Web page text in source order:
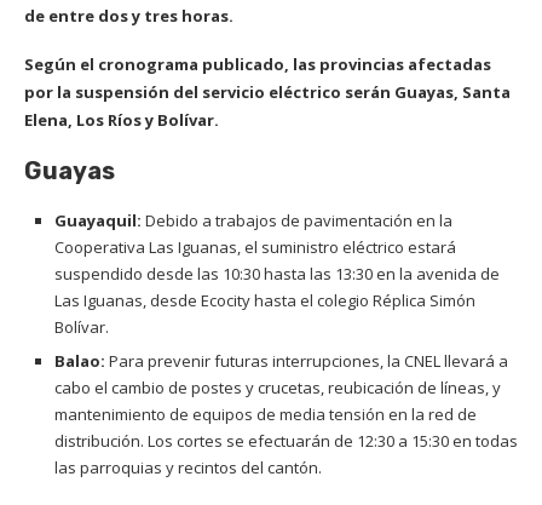
de entre dos y tres horas.
Según el cronograma publicado, las provincias afectadas
por la suspensión del servicio eléctrico serán Guayas, Santa
Elena, Los Ríos y Bolívar.
Guayas
Guayaquil: Debido a trabajos de pavimentación en la
Cooperativa Las Iguanas, el suministro eléctrico estará
suspendido desde las 10:30 hasta las 13:30 en la avenida de
Las Iguanas, desde Ecocity hasta el colegio Réplica Simón
Bolívar.
Balao: Para prevenir futuras interrupciones, la CNEL llevará a
cabo el cambio de postes y crucetas, reubicación de líneas, y
mantenimiento de equipos de media tensión en la red de
distribución. Los cortes se efectuarán de 12:30 a 15:30 en todas
las parroquias y recintos del cantón.